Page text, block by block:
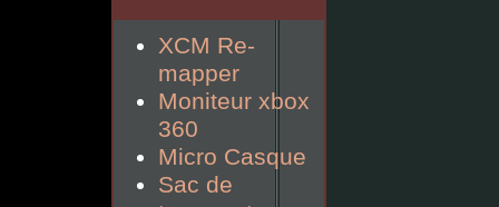
XCM Re-
mapper
Moniteur xbox
360
Micro Casque
Sac de